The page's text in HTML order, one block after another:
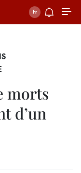
morts
d’un